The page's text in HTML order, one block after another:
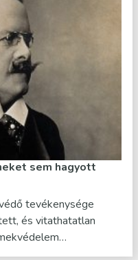
sem hagyott
tevékenysége
és vitathatatlan